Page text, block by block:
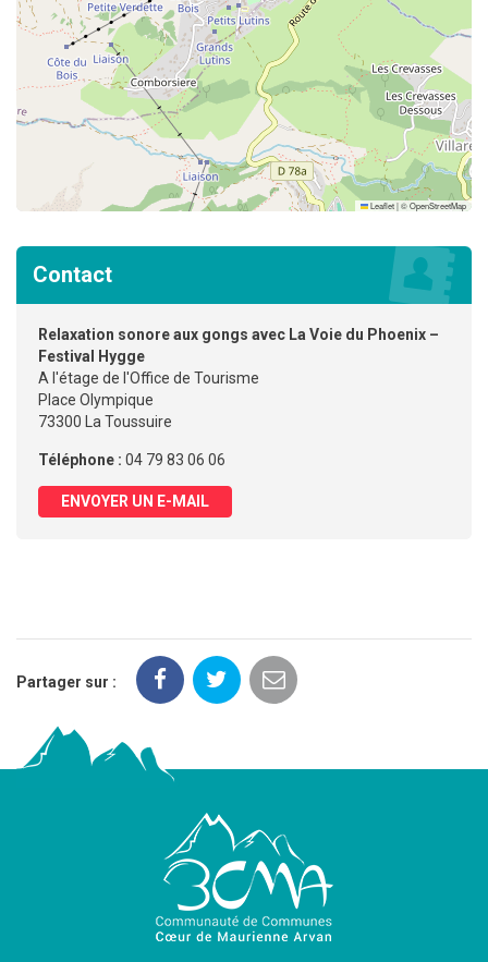
Leaflet|©OpenStreetMap
Contact
Relaxation sonore aux gongs avec La Voie du Phoenix –
Festival Hygge
A l'étage de l'Office de Tourisme
Place Olympique
73300 La Toussuire
Téléphone : 04 79 83 06 06
ENVOYER UN E-MAIL
Partager sur :